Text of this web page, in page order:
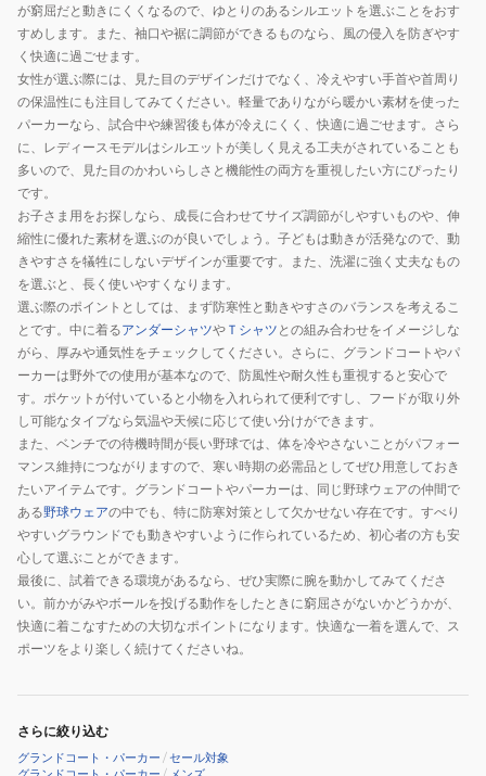
が窮屈だと動きにくくなるので、ゆとりのあるシルエットを選ぶことをおす
すめします。また、袖口や裾に調節ができるものなら、風の侵入を防ぎやす
く快適に過ごせます。
女性が選ぶ際には、見た目のデザインだけでなく、冷えやすい手首や首周り
の保温性にも注目してみてください。軽量でありながら暖かい素材を使った
パーカーなら、試合中や練習後も体が冷えにくく、快適に過ごせます。さら
に、レディースモデルはシルエットが美しく見える工夫がされていることも
多いので、見た目のかわいらしさと機能性の両方を重視したい方にぴったり
です。
お子さま用をお探しなら、成長に合わせてサイズ調節がしやすいものや、伸
縮性に優れた素材を選ぶのが良いでしょう。子どもは動きが活発なので、動
きやすさを犠牲にしないデザインが重要です。また、洗濯に強く丈夫なもの
を選ぶと、長く使いやすくなります。
選ぶ際のポイントとしては、まず防寒性と動きやすさのバランスを考えるこ
とです。中に着るアンダーシャツや Ｔシャツ との組み合わせをイメージしな
がら、厚みや通気性をチェックしてください。さらに、グランドコートやパ
ーカーは野外での使用が基本なので、防風性や耐久性も重視すると安心で
す。ポケットが付いていると小物を入れられて便利ですし、フードが取り外
し可能なタイプなら気温や天候に応じて使い分けができます。
また、ベンチでの待機時間が長い野球では、体を冷やさないことがパフォー
マンス維持につながりますので、寒い時期の必需品としてぜひ用意しておき
たいアイテムです。グランドコートやパーカーは、同じ野球ウェアの仲間で
ある野球ウェアの中でも、特に防寒対策として欠かせない存在です。すべり
やすいグラウンドでも動きやすいように作られているため、初心者の方も安
心して選ぶことができます。
最後に、試着できる環境があるなら、ぜひ実際に腕を動かしてみてくださ
い。前かがみやボールを投げる動作をしたときに窮屈さがないかどうかが、
快適に着こなすための大切なポイントになります。快適な一着を選んで、ス
ポーツをより楽しく続けてくださいね。
さらに絞り込む
グランドコート・パーカー /セール対象